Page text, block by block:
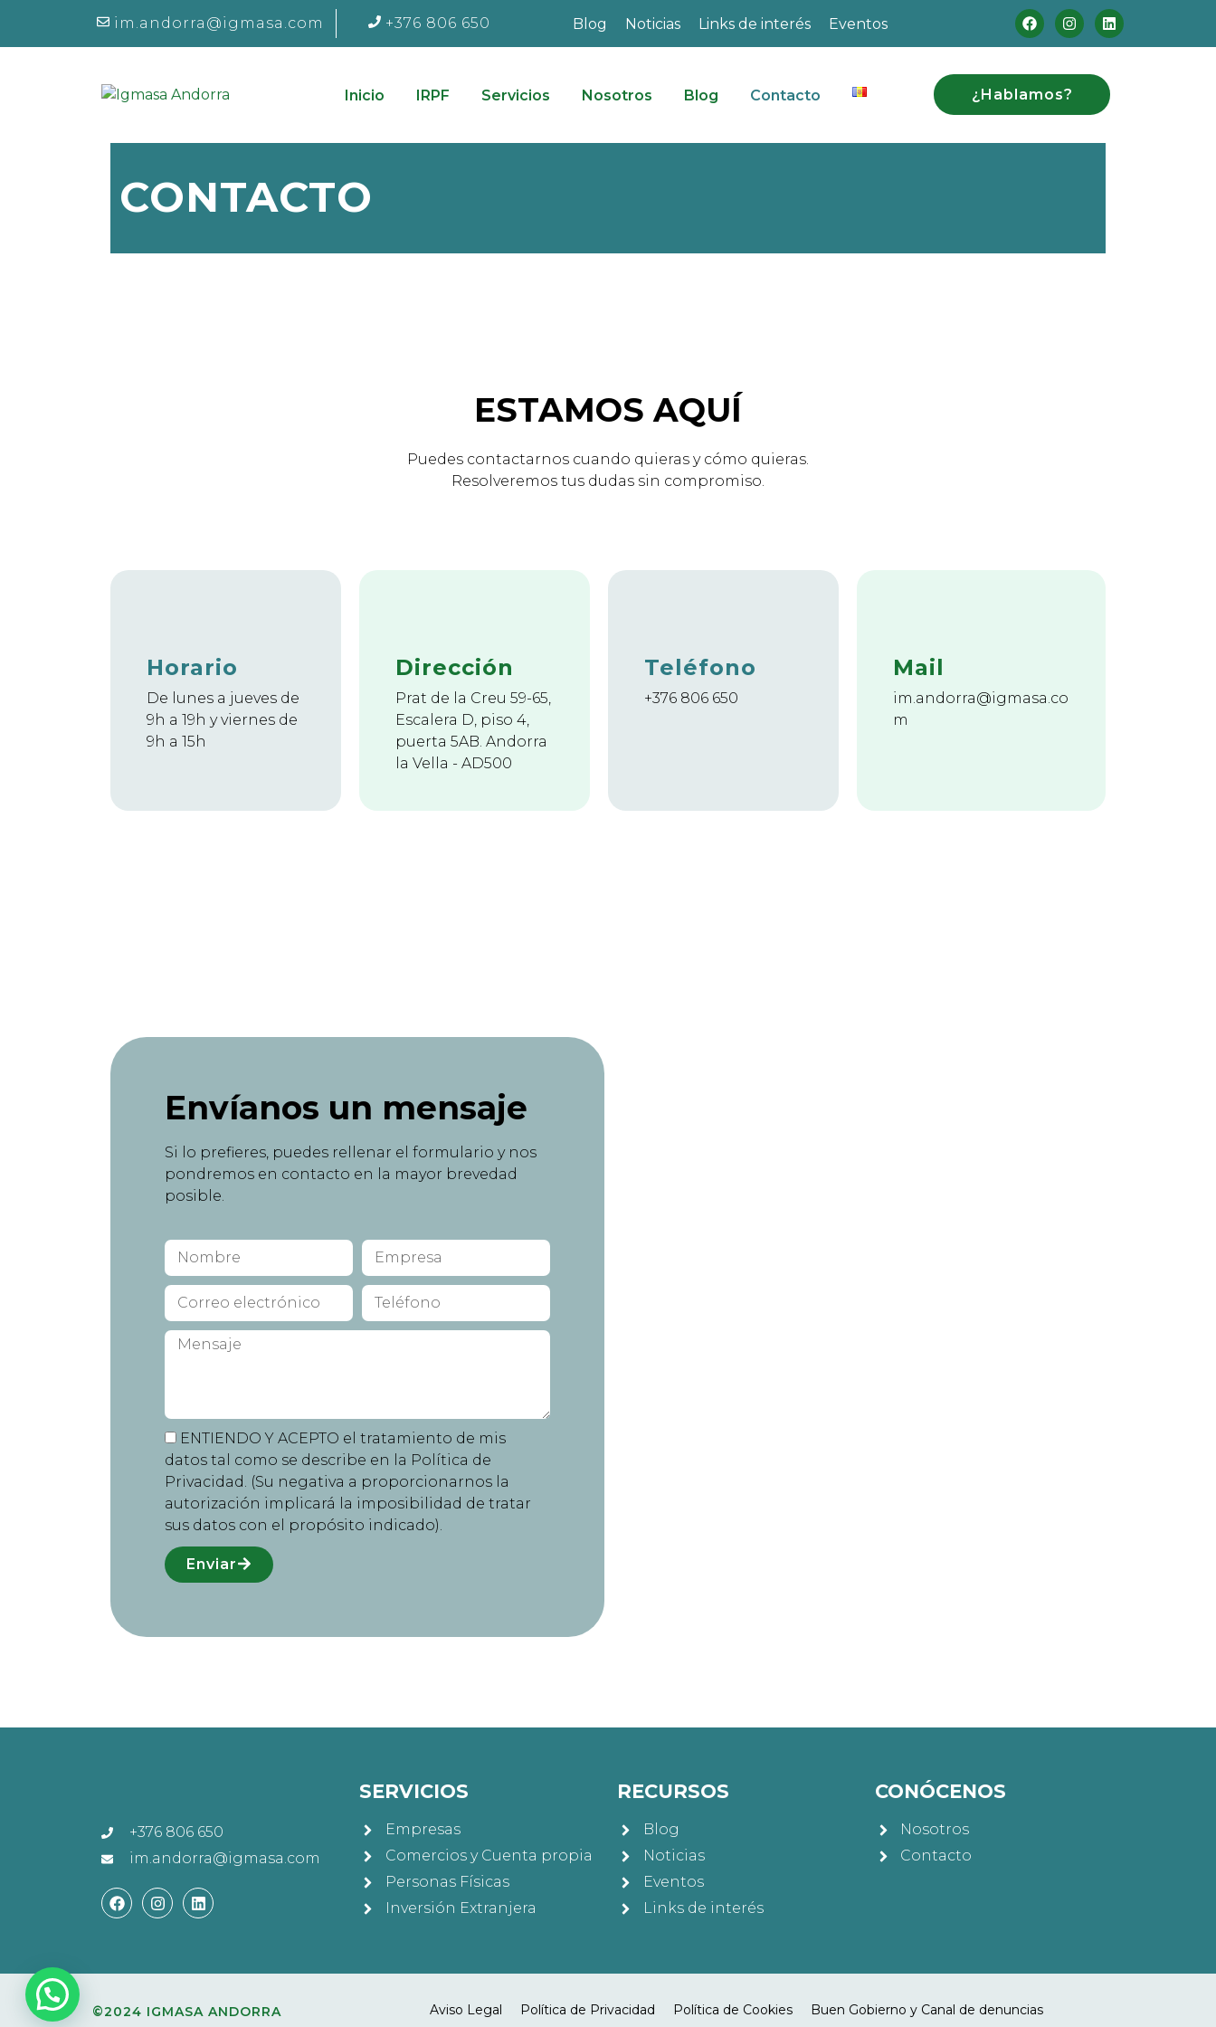
im.andorra@igmasa.com +376 806 650 Blog Noticias Links de interés Eventos
Inicio IRPF Servicios Nosotros Blog Contacto ¿Hablamos?
CONTACTO
ESTAMOS AQUÍ
Puedes contactarnos cuando quieras y cómo quieras.
Resolveremos tus dudas sin compromiso.
Horario
De lunes a jueves de
9h a 19h y viernes de
9h a 15h​
Dirección
Prat de la Creu 59-65,
Escalera D, piso 4,
puerta 5AB. Andorra
la Vella - AD500
Teléfono
+376 806 650
Mail
im.andorra@igmasa.co
m
Envíanos un mensaje
Si lo prefieres, puedes rellenar el formulario y nos
pondremos en contacto en la mayor brevedad
posible.
ENTIENDO Y ACEPTO el tratamiento de mis
datos tal como se describe en la Política de
Privacidad. (Su negativa a proporcionarnos la
autorización implicará la imposibilidad de tratar
sus datos con el propósito indicado).
Enviar
+376 806 650
im.andorra@igmasa.com
SERVICIOS
Empresas
Comercios y Cuenta propia
Personas Físicas
Inversión Extranjera
RECURSOS
Blog
Noticias
Eventos
Links de interés
CONÓCENOS
Nosotros
Contacto
©2024 IGMASA ANDORRA Aviso Legal Política de Privacidad Política de Cookies Buen Gobierno y Canal de denuncias